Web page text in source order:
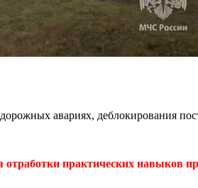
авариях, деблокирования
практических навыков